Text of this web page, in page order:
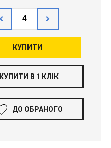
КУПИТИ
КУПИТИ В 1 КЛІК
ДО ОБРАНОГО